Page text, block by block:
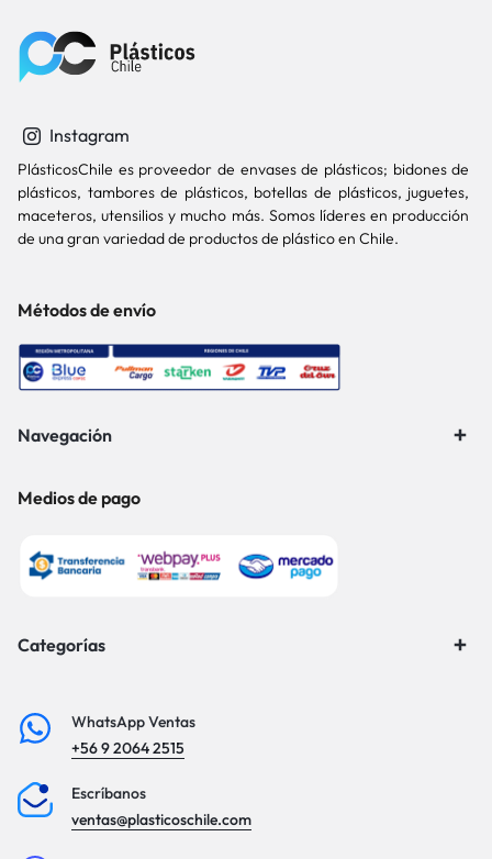
Instagram
PlásticosChile es proveedor de envases de plásticos; bidones de
plásticos, tambores de plásticos, botellas de plásticos, juguetes,
maceteros, utensilios y mucho más. Somos líderes en producción
de una gran variedad de productos de plástico en Chile.
Métodos de envío
Navegación
Medios de pago
Categorías
WhatsApp Ventas
+56 9 2064 2515
Escríbanos
ventas@plasticoschile.com